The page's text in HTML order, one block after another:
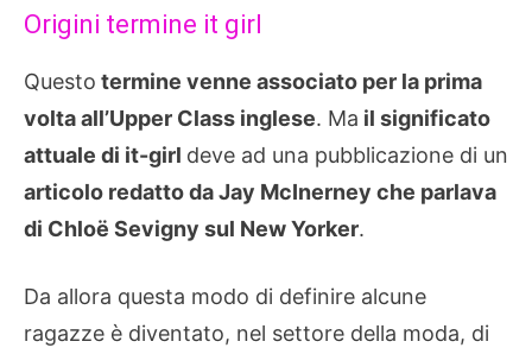
Origini termine it girl
Questo termine venne associato per la prima
volta all’Upper Class inglese. Ma il significato
attuale di it-girl deve ad una pubblicazione di un
articolo redatto da Jay McInerney che parlava
di Chloë Sevigny sul New Yorker.
Da allora questa modo di definire alcune
ragazze è diventato, nel settore della moda, di